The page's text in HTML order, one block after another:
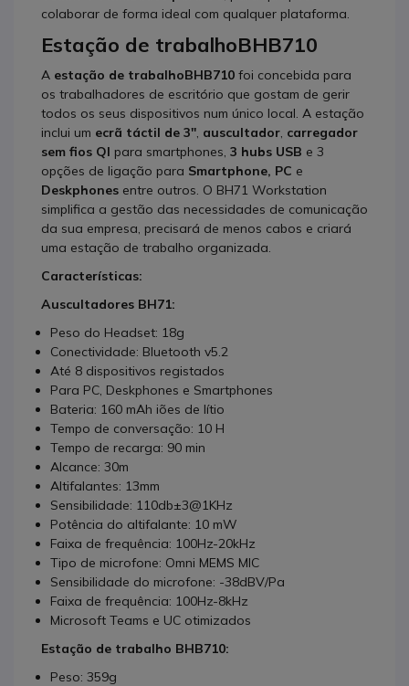
colaborar de forma ideal com qualquer plataforma.
Estação de trabalhoBHB710
A estação de trabalhoBHB710 foi concebida para
os trabalhadores de escritório que gostam de gerir
todos os seus dispositivos num único local. A estação
inclui um ecrã táctil de 3'' auscultador carregador
sem fios QI para smartphones, 3 hubs USB e 3
opções de ligação para Smartphone, PC e
Deskphones entre outros. O BH71 Workstation
simplifica a gestão das necessidades de comunicação
da sua empresa, precisará de menos cabos e criará
uma estação de trabalho organizada.
Características:
Auscultadores BH71:
Peso do Headset: 18g
Conectividade: Bluetooth v5.2
Até 8 dispositivos registados
Para PC, Deskphones e Smartphones
Bateria: 160 mAh iões de lítio
Tempo de conversação: 10 H
Tempo de recarga: 90 min
Alcance: 30m
Altifalantes: 13mm
Sensibilidade: 110db±3@1KHz
Potência do altifalante: 10 mW
Faixa de frequência: 100Hz-20kHz
Tipo de microfone: Omni MEMS MIC
Sensibilidade do microfone: -38dBV/Pa
Faixa de frequência: 100Hz-8kHz
Microsoft Teams e UC otimizados
Estação de trabalho BHB710:
Peso: 359g